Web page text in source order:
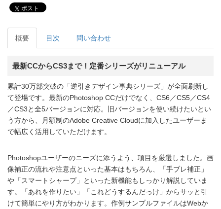
ポスト
概要 目次 問い合わせ
最新CCからCS3まで！定番シリーズがリニューアル
累計30万部突破の「逆引きデザイン事典シリーズ」が全面刷新し
て登場です。最新のPhotoshop CCだけでなく、CS6／CS5／CS4
／CS3と全5バージョンに対応。旧バージョンを使い続けたいとい
う方から、月額制のAdobe Creative Cloudに加入したユーザーま
で幅広く活用していただけます。
Photoshopユーザーのニーズに添うよう、項目を厳選しました。画
像補正の流れや注意点といった基本はもちろん、「手ブレ補正」
や「スマートシャープ」といった新機能もしっかり解説していま
す。「あれを作りたい」「これどうするんだっけ」からサッと引
けて簡単にやり方がわかります。作例サンプルファイルはWebか